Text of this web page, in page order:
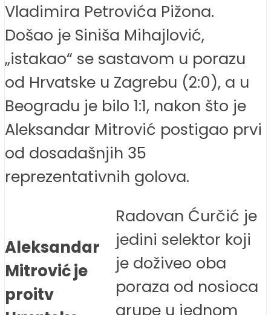
Vladimira Petrovića Pižona.
Došao je Siniša Mihajlović,
„istakao“ se sastavom u porazu
od Hrvatske u Zagrebu (2:0), a u
Beogradu je bilo 1:1, nakon što je
Aleksandar Mitrović postigao prvi
od dosadašnjih 35
reprezentativnih golova.
Aleksandar
Mitrović je
proitv
Radovan Ćurčić je
jedini selektor koji
je doživeo oba
poraza od nosioca
grupe u jednom